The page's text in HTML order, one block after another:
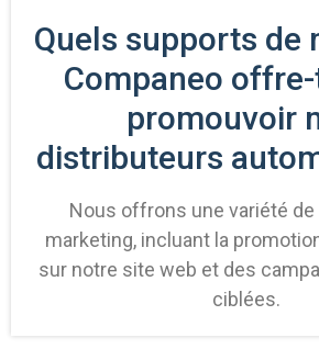
Quels supports de
Companeo
promouvoir
distributeurs
Nous offrons une variété
marketing, incluant la
sur notre site web et des
ciblées.